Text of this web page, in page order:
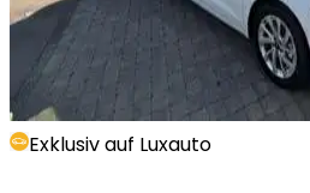
Exklusiv auf Luxauto